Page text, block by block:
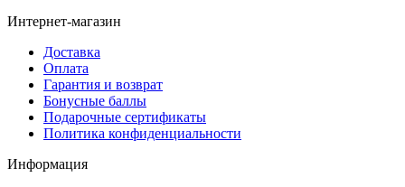
Интернет-магазин
Доставка
Оплата
Гарантия и возврат
Бонусные баллы
Подарочные сертификаты
Политика конфиденциальности
Информация